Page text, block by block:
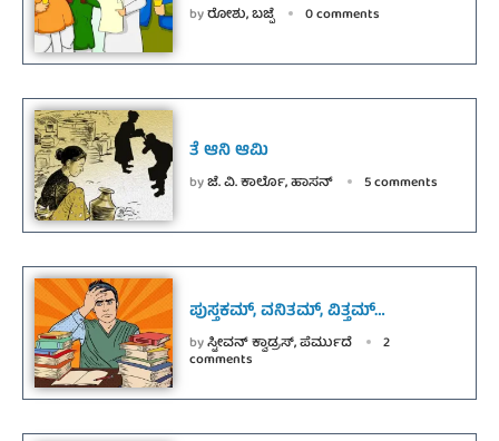
byರೋಶು, ಬಜ್ಪೆ 0 comments
ತೆ ಆನಿ ಆಮಿ
byಜೆ. ವಿ. ಕಾರ್ಲೊ, ಹಾಸನ್ 5 comments
ಪುಸ್ತಕಮ್, ವನಿತಮ್, ವಿತ್ತಮ್…
byಸ್ಟೀವನ್ ಕ್ವಾಡ್ರಸ್, ಪೆರ್ಮುದೆ 2
comments